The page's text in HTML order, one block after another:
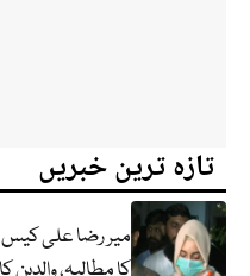
تازہ ترین خبریں
میر رضا علی کیس،